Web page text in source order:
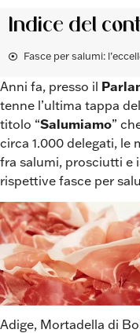
Anni fa, presso il
tenne l’ultima tappa
titolo “Salumiamo”
circa 1.000 delegati, le
fra salumi, prosciutti e
rispettive fasce per
Adige, Mortadella di
Indice del
Fasce per salumi: